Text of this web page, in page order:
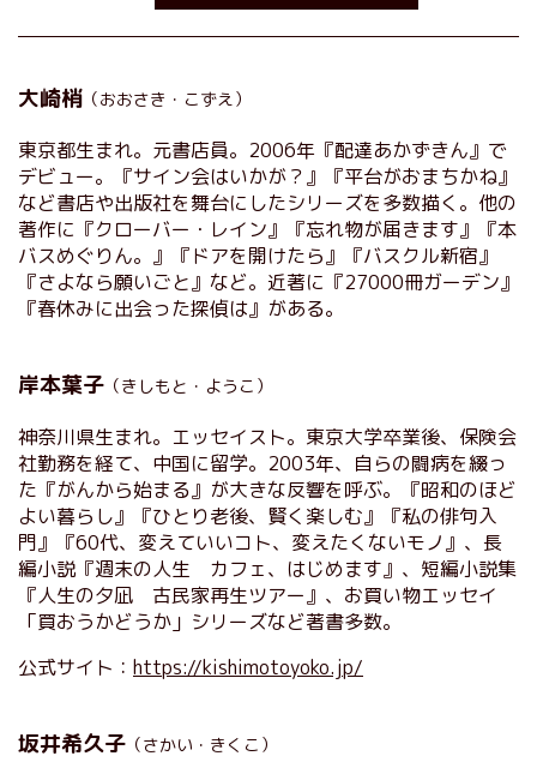
大崎梢 （おおさき・こずえ）
東京都生まれ。元書店員。2006年『配達あかずきん』で
デビュー。『サイン会はいかが？』『平台がおまちかね』
など書店や出版社を舞台にしたシリーズを多数描く。他の
著作に『クローバー・レイン』『忘れ物が届きます』『本
バスめぐりん。』『ドアを開けたら』『バスクル新宿』
『さよなら願いごと』など。近著に『27000冊ガーデン』
『春休みに出会った探偵は』がある。
岸本葉子 （きしもと・ようこ）
神奈川県生まれ。エッセイスト。東京大学卒業後、保険会
社勤務を経て、中国に留学。2003年、自らの闘病を綴っ
た『がんから始まる』が大きな反響を呼ぶ。『昭和のほど
よい暮らし』『ひとり老後、賢く楽しむ』『私の俳句入
門』『60代、変えていいコト、変えたくないモノ』、長
編小説『週末の人生 カフェ、はじめます』、短編小説集
『人生の夕凪 古民家再生ツアー』、お買い物エッセイ
「買おうかどうか」シリーズなど著書多数。
公式サイト： https://kishimotoyoko.jp/
坂井希久子 （さかい・きくこ）